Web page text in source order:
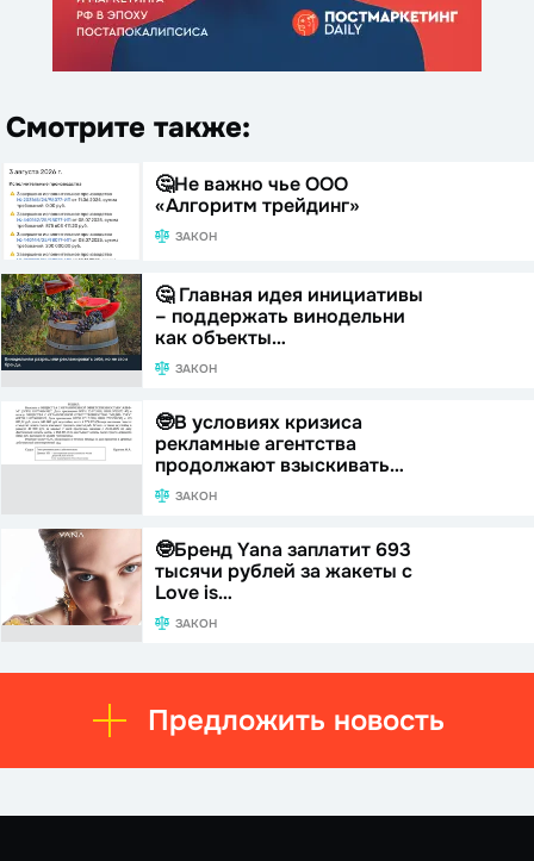
Смотрите также:
🤔Не важно чье ООО
«Алгоритм трейдинг»
ЗАКОН
🤔 Главная идея инициативы
– поддержать винодельни
как объекты…
ЗАКОН
🤓В условиях кризиса
рекламные агентства
продолжают взыскивать…
ЗАКОН
🤓Бренд Yana заплатит 693
тысячи рублей за жакеты с
Love is…
ЗАКОН
Предложить новость